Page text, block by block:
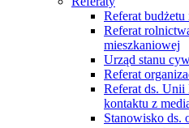
Referat
Referat
mieszkaniowej
Urząd stanu
Referat
Referat ds.
kontaktu z
Stanowisko ds.